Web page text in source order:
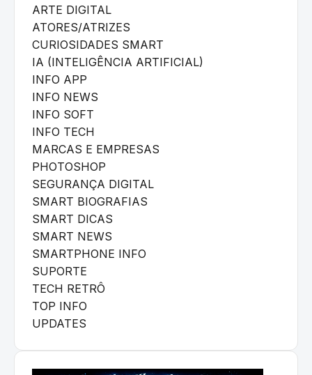
ARTE DIGITAL
ATORES/ATRIZES
CURIOSIDADES SMART
IA (INTELIGÊNCIA ARTIFICIAL)
INFO APP
INFO NEWS
INFO SOFT
INFO TECH
MARCAS E EMPRESAS
PHOTOSHOP
SEGURANÇA DIGITAL
SMART BIOGRAFIAS
SMART DICAS
SMART NEWS
SMARTPHONE INFO
SUPORTE
TECH RETRÔ
TOP INFO
UPDATES